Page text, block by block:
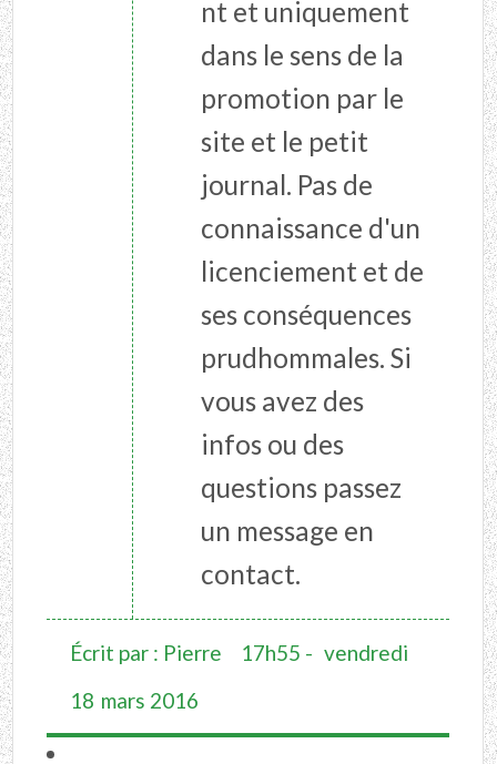
nt et uniquement
dans le sens de la
promotion par le
site et le petit
journal. Pas de
connaissance d'un
licenciement et de
ses conséquences
prudhommales. Si
vous avez des
infos ou des
questions passez
un message en
contact.
Écrit par : Pierre 17h55 - vendredi
18 mars 2016